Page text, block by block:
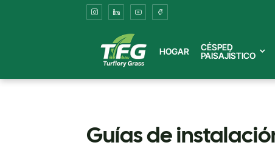
instalación
mantenimiento
HOGAR
CÉSPED
PAISAJÍSTICO
Guías de